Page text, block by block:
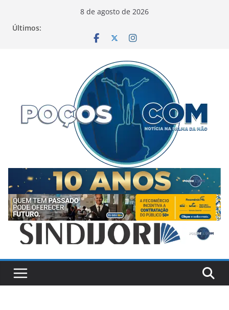
8 de agosto de 2026
Últimos: